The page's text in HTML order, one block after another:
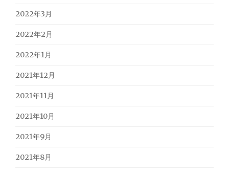
2022年3月
2022年2月
2022年1月
2021年12月
2021年11月
2021年10月
2021年9月
2021年8月